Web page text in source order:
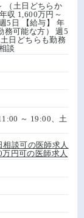
（土日どちらか
収 1,600万円～
5日 【給与】 年
務可能な方） 週5
日どちらも勤務
談
～ 19:00、土
相談可の医師求人
万円可の医師求人